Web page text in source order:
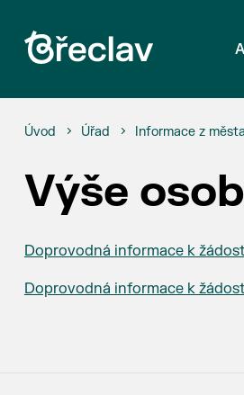
Úvod Úřad Informace z města
Výše
Doprovodná informace k
Doprovodná informace k